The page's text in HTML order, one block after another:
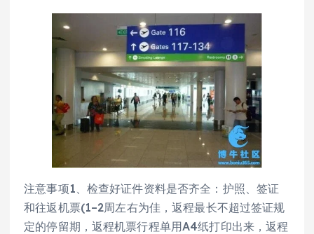
注意事项1、检查好证件资料是否齐全：护照、签证
和往返机票(1–2周左右为佳，返程最长不超过签证规
定的停留期，返程机票行程单用A4纸打印出来，返程